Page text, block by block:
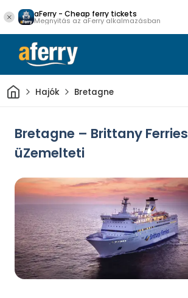
aFerry - Cheap ferry tickets
Megnyitás az aFerry alkalmazásban
Otthon
Hajók Bretagne
Bretagne – Brittany Ferries
üZemelteti